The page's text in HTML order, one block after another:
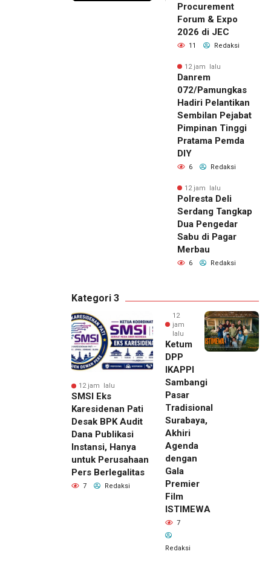
Procurement
Forum & Expo
2026 di JEC
11 Redaksi
12 jam lalu
Danrem
072/Pamungkas
Hadiri Pelantikan
Sembilan Pejabat
Pimpinan Tinggi
Pratama Pemda
DIY
6 Redaksi
12 jam lalu
Polresta Deli
Serdang Tangkap
Dua Pengedar
Sabu di Pagar
Merbau
6 Redaksi
Kategori 3
12 jam lalu
SMSI Eks
Karesidenan Pati
Desak BPK Audit
Dana Publikasi
Instansi, Hanya
untuk Perusahaan
Pers Berlegalitas
7 Redaksi
12
jam
lalu
Ketum
DPP
IKAPPI
Sambangi
Pasar
Tradisional
Surabaya,
Akhiri
Agenda
dengan
Gala
Premier
Film
ISTIMEWA
7
Redaksi